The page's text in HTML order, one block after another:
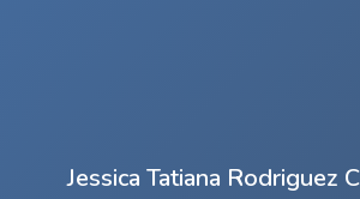
Jessica Tatiana Rodriguez